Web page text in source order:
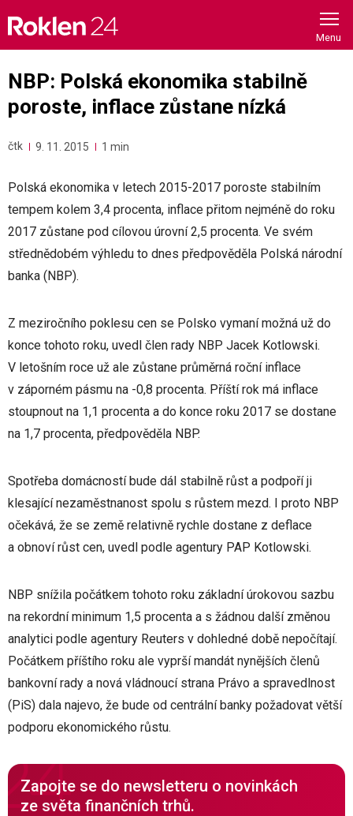
content
NBP: Polská ekonomika stabilně
poroste, inflace zůstane nízká
čtk 9. 11. 2015 1 min
Polská ekonomika v letech 2015-2017 poroste stabilním
tempem kolem 3,4 procenta, inflace přitom nejméně do roku
2017 zůstane pod cílovou úrovní 2,5 procenta. Ve svém
střednědobém výhledu to dnes předpověděla Polská národní
banka (NBP).
Z meziročního poklesu cen se Polsko vymaní možná už do
konce tohoto roku, uvedl člen rady NBP Jacek Kotlowski.
V letošním roce už ale zůstane průměrná roční inflace
v záporném pásmu na -0,8 procenta. Příští rok má inflace
stoupnout na 1,1 procenta a do konce roku 2017 se dostane
na 1,7 procenta, předpověděla NBP.
Spotřeba domácností bude dál stabilně růst a podpoří ji
klesající nezaměstnanost spolu s růstem mezd. I proto NBP
očekává, že se země relativně rychle dostane z deflace
a obnoví růst cen, uvedl podle agentury PAP Kotlowski.
NBP snížila počátkem tohoto roku základní úrokovou sazbu
na rekordní minimum 1,5 procenta a s žádnou další změnou
analytici podle agentury Reuters v dohledné době nepočítají.
Počátkem příštího roku ale vyprší mandát nynějších členů
bankovní rady a nová vládnoucí strana Právo a spravedlnost
(PiS) dala najevo, že bude od centrální banky požadovat větší
podporu ekonomického růstu.
Zapojte se do newsletteru o novinkách
ze světa finančních trhů.